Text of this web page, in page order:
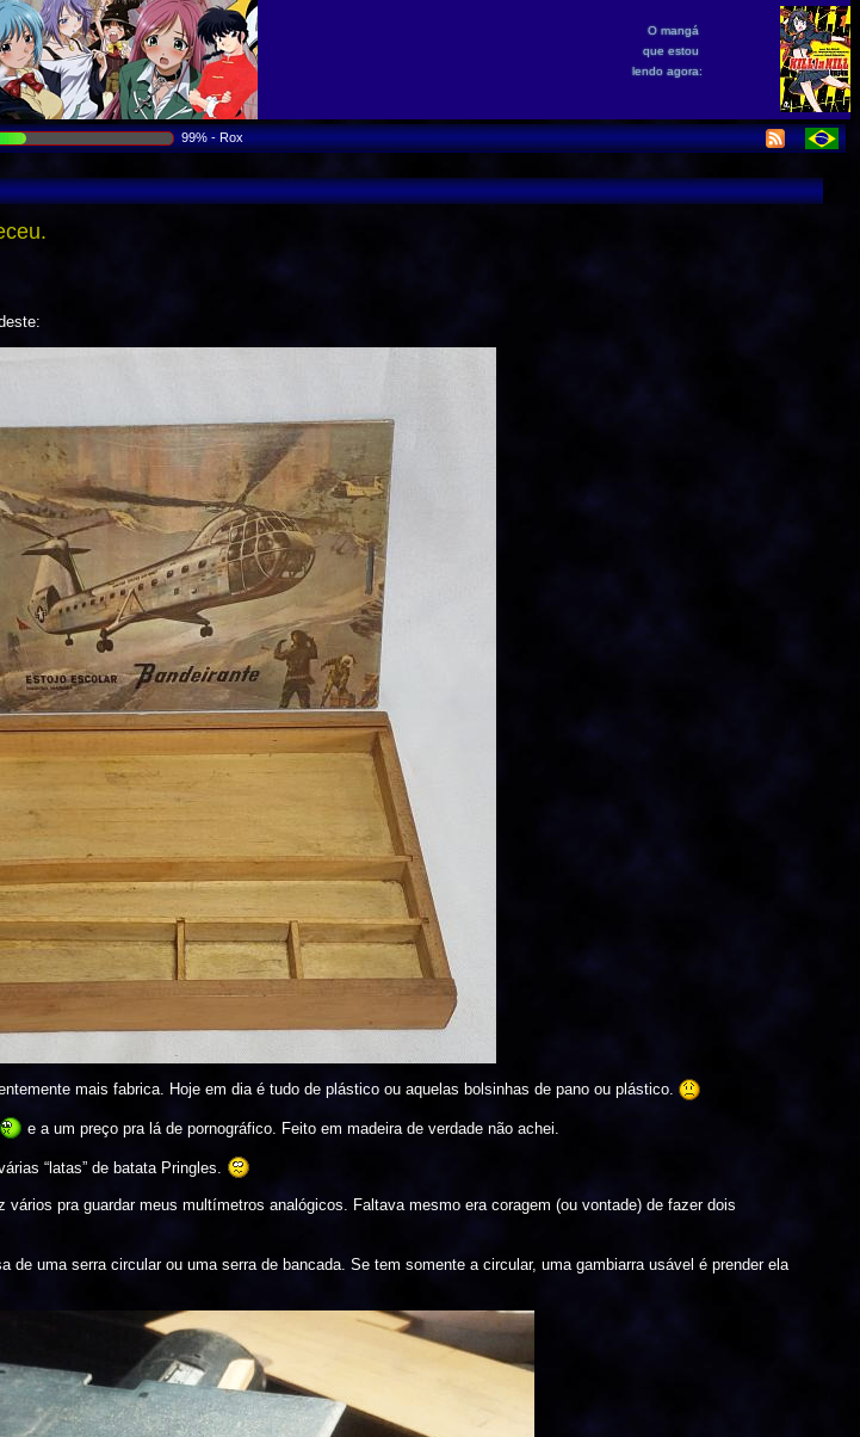
O mangá
que estou
lendo agora:
99% - Rox
mais fabrica. Hoje em dia é tudo de plástico ou aquelas bolsinhas de pano ou plástico.
e a um preço pra lá de pornográfico. Feito em madeira de verdade não achei.
“latas” de batata Pringles.
pra guardar meus multímetros analógicos. Faltava mesmo era coragem (ou vontade) de fazer dois
uma serra circular ou uma serra de bancada. Se tem somente a circular, uma gambiarra usável é prender ela